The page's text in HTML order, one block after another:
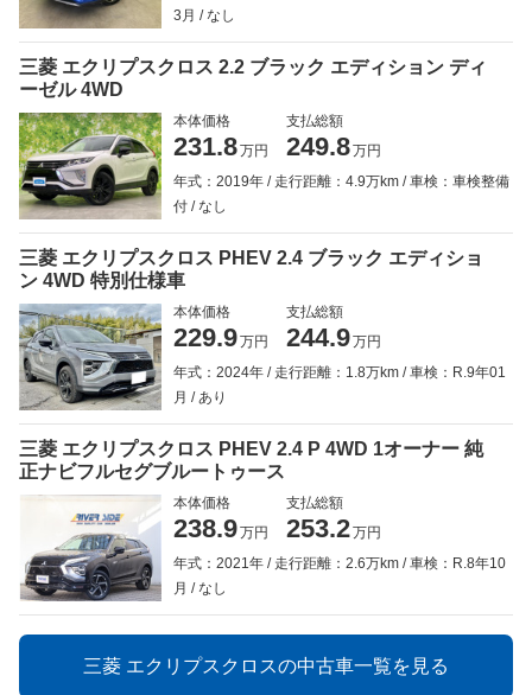
3月
なし
三菱 エクリプスクロス 2.2 ブラック エディション ディ
ーゼル 4WD
本体価格
231.8万円
支払総額
249.8万円
年式：2019年
走行距離：4.9万km
車検：車検整備
付
なし
三菱 エクリプスクロス PHEV 2.4 ブラック エディショ
ン 4WD 特別仕様車
本体価格
229.9万円
支払総額
244.9万円
年式：2024年
走行距離：1.8万km
車検：R.9年01
月
あり
三菱 エクリプスクロス PHEV 2.4 P 4WD 1オーナー 純
正ナビフルセグブルートゥース
本体価格
238.9万円
支払総額
253.2万円
年式：2021年
走行距離：2.6万km
車検：R.8年10
月
なし
三菱 エクリプスクロスの中古車一覧を見る